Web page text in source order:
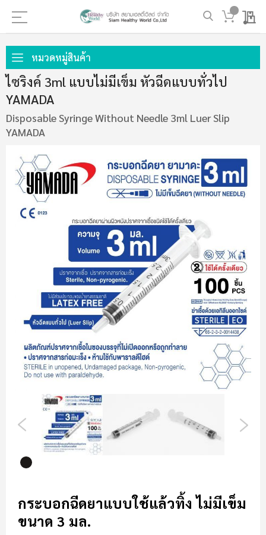
My
ไป
ที่
เนื้อหา
หมวดหมู่สินค้า
ไซริงค์ 3ml แบบไม่มีเข็ม หัวฉีดแบบทั่วไป
YAMADA
Disposable Syringe Without Needle 3ml Luer Slip
YAMADA
ข้าม
ไป
ที่
ท้าย
ที่
ส่วน
กระบอกฉีดยาแบบใช้แล้วทิ้ง ไม่มีเข็ม
ขนาด 3 มล.